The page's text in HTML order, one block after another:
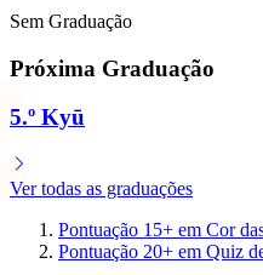
Sem Graduação
Próxima Graduação
5.º Kyū
Ver todas as graduações
Pontuação 15+ em Cor
Pontuação 20+ em Quiz